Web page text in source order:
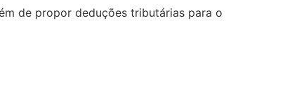
de propor deduções tributárias para o